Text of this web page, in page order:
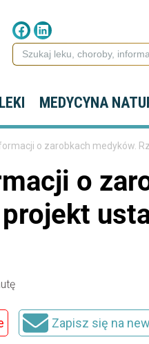
LEKI MEDYCYNA
o zarobkach medyków.
o
Zapisz się na